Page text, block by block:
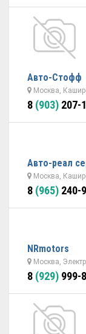
Авто-Стофф
Москва,
8 (903) 207-
Авто-реал
Москва,
8 (965) 240-
NRmotors
Москва,
8 (929) 999-